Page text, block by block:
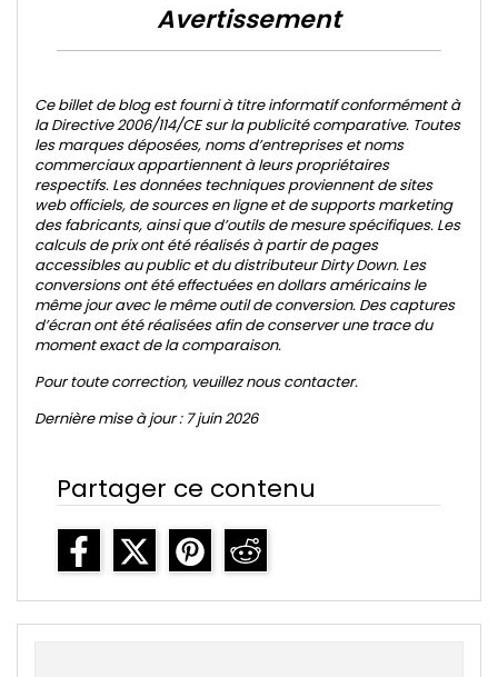
Avertissement
Ce billet de blog est fourni à titre informatif conformément à
la Directive 2006/114/CE sur la publicité comparative. Toutes
les marques déposées, noms d’entreprises et noms
commerciaux appartiennent à leurs propriétaires
respectifs. Les données techniques proviennent de sites
web officiels, de sources en ligne et de supports marketing
des fabricants, ainsi que d’outils de mesure spécifiques. Les
calculs de prix ont été réalisés à partir de pages
accessibles au public et du distributeur Dirty Down. Les
conversions ont été effectuées en dollars américains le
même jour avec le même outil de conversion. Des captures
d’écran ont été réalisées afin de conserver une trace du
moment exact de la comparaison.
Pour toute correction, veuillez nous contacter.
Dernière mise à jour : 7 juin 2026
Partager ce contenu